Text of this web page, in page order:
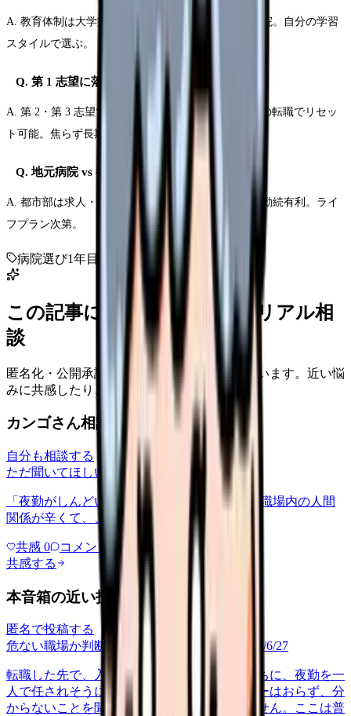
A. 教育体制は大学病院、患者とのふれあいは市中病院。自分の学習
スタイルで選ぶ。
Q. 第 1 志望に落ちたら?
A. 第 2・第 3 志望でも最初の病院で 3 年勤めれば次の転職でリセッ
ト可能。焦らず長期視点で。
Q. 地元病院 vs 都市部病院
A. 都市部は求人・教育充実、地元は福利厚生・長期勤続有利。ライ
フプラン次第。
病院選び1年目 教育体制
この記事に近い看護師さんのリアル相
談
匿名化・公開承認済みの本音だけを表示しています。近い悩
みに共感したり、自分の状況を投稿できます。
カンゴさん相談室から共有された相談
自分も相談する
ただ聞いてほしい
relationships
「夜勤がしんどい」について相談したいです 職場内の人間
関係が辛くて、、、
共感 0 コメント0
共感する
本音箱の近い投稿
匿名で投稿する
危ない職場か判断してほしい
career-growth 2026/6/27
転職した先で、入職して二ヶ月も経たないうちに、夜勤を一
人で任されそうになっています。プリセプターはおらず、分
からないことを聞ける相手も日によっていません。ここは普